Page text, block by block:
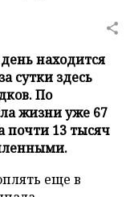
находится
сутки здесь
По
жизни уже 67
почти 13 тысяч
еще в